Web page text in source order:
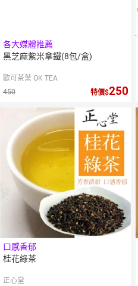
各大媒體推薦
黑芝麻紫米拿鐵(8包/盒)
歐可茶葉 OK TEA
450
特價 250
口感香郁
桂花綠茶
正心堂